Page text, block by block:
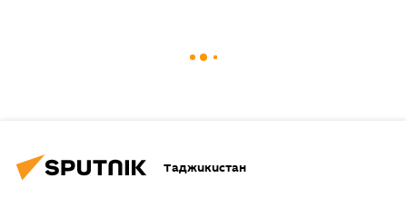
Таджикистан